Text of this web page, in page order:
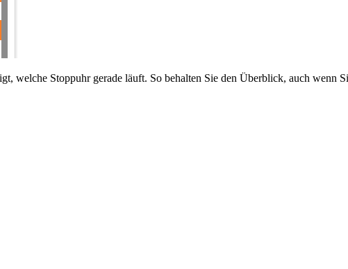
welche Stoppuhr gerade läuft. So behalten Sie den Überblick, auch wenn